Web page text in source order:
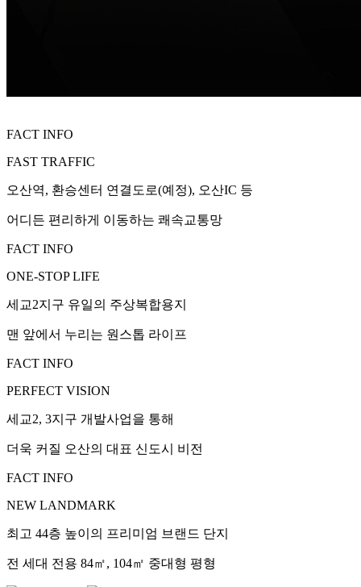
FACT INFO
FAST TRAFFIC
오산역, 환승센터 연결도로(예정), 오산IC 등
어디든 편리하게 이동하는 쾌속교통망
FACT INFO
ONE-STOP LIFE
세교2지구 유일의 주상복합용지
맨 앞에서 누리는 원스톱 라이프
FACT INFO
PERFECT VISION
세교2, 3지구 개발사업을 통해
더욱 커질 오산의 대표 신도시 비전
FACT INFO
NEW LANDMARK
최고 44층 높이의 프리미엄 브랜드 단지
전 세대 전용 84㎡, 104㎡ 중대형 평형